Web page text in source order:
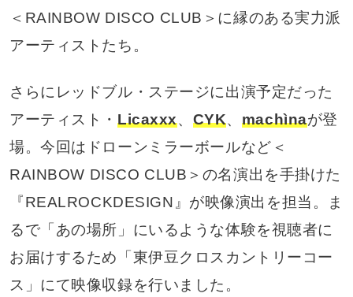
＜RAINBOW DISCO CLUB＞に縁のある実力派
アーティストたち。
さらにレッドブル・ステージに出演予定だった
アーティスト・ Licaxxx、 CYK、 machìnaが登
場。今回はドローンミラーボールなど＜
RAINBOW DISCO CLUB＞の名演出を手掛けた
『REALROCKDESIGN』が映像演出を担当。ま
るで「あの場所」にいるような体験を視聴者に
お届けするため「東伊豆クロスカントリーコー
ス」にて映像収録を行いました。